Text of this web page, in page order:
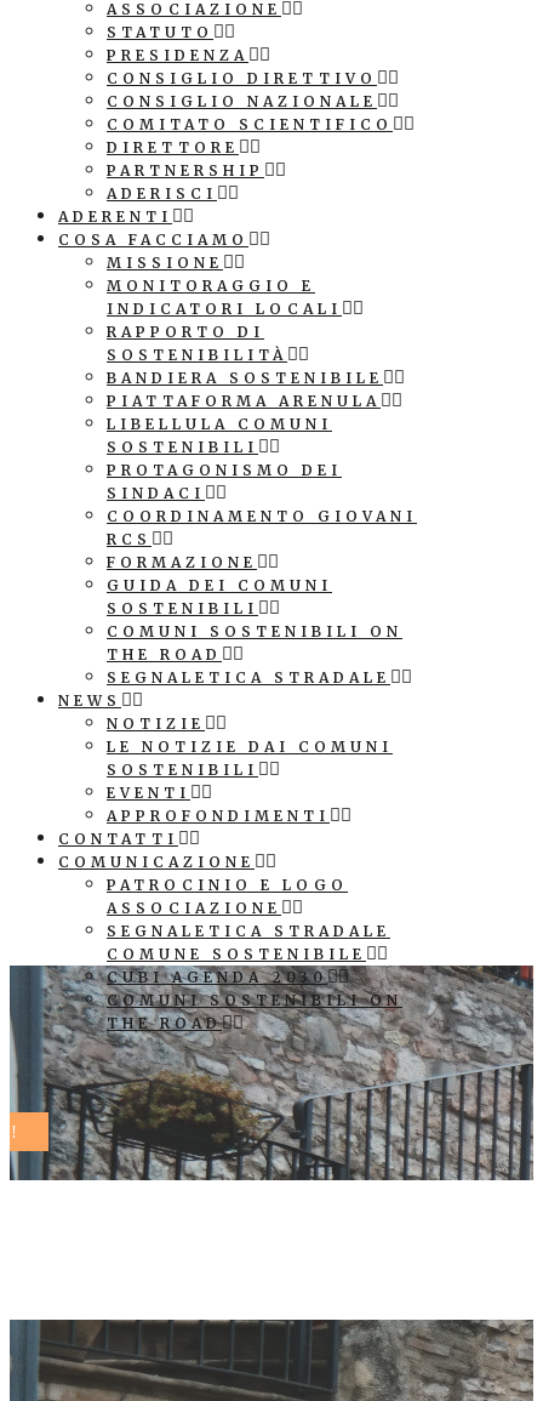
ASSOCIAZIONE
STATUTO
PRESIDENZA
CONSIGLIO DIRETTIVO
CONSIGLIO NAZIONALE
COMITATO SCIENTIFICO
DIRETTORE
PARTNERSHIP
ADERISCI
ADERENTI
COSA FACCIAMO
MISSIONE
MONITORAGGIO E
INDICATORI LOCALI
RAPPORTO DI
SOSTENIBILITÀ
BANDIERA SOSTENIBILE
PIATTAFORMA ARENULA
LIBELLULA COMUNI
SOSTENIBILI
PROTAGONISMO DEI
SINDACI
COORDINAMENTO GIOVANI
RCS
FORMAZIONE
GUIDA DEI COMUNI
SOSTENIBILI
COMUNI SOSTENIBILI ON
THE ROAD
SEGNALETICA STRADALE
NEWS
NOTIZIE
LE NOTIZIE DAI COMUNI
SOSTENIBILI
EVENTI
APPROFONDIMENTI
CONTATTI
COMUNICAZIONE
PATROCINIO E LOGO
ASSOCIAZIONE
SEGNALETICA STRADALE
COMUNE SOSTENIBILE
CUBI AGENDA 2030
COMUNI SOSTENIBILI ON
THE ROAD